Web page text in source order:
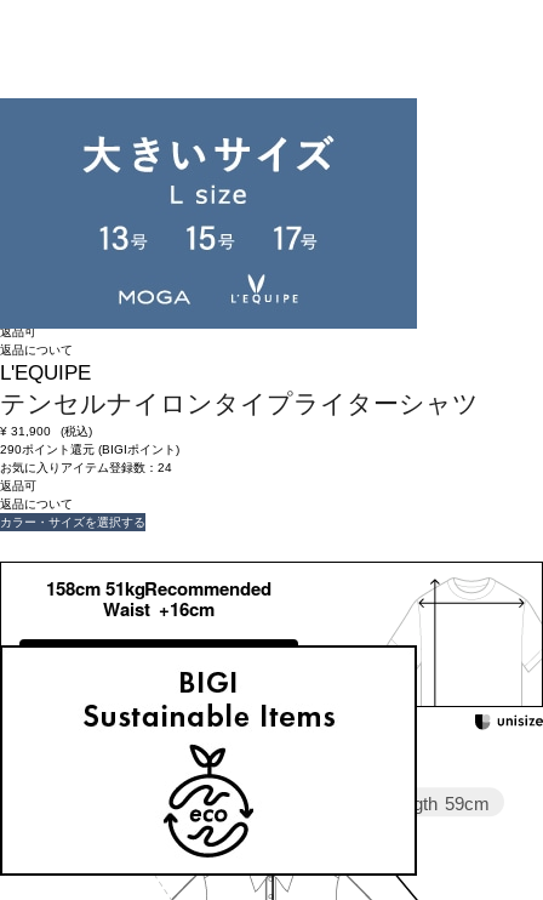
返品可
返品について
L'EQUIPE
テンセルナイロンタイプライターシャツ
¥ 31,900
(税込)
290ポイント還元 (BIGIポイント)
お気に入りアイテム登録数： 24
返品可
返品について
カラー・サイズを選択する
158cm 51kgRecommended
Waist +16cm
Sleeve length 59cm